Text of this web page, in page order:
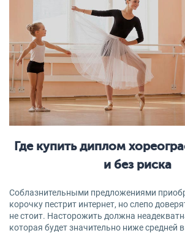
Где купить диплом
и без риска
Соблазнительными предложениями
корочку пестрит интернет, но слепо
не стоит. Насторожить должна
которая будет значительно ниже средней